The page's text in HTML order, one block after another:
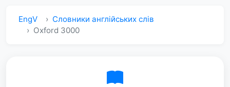
EngV
Словники англійських слів
Oxford 3000